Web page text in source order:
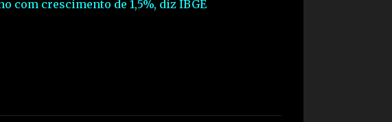
com crescimento de 1,5%, diz IBGE